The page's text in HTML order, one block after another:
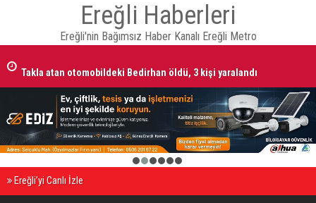
Ereğli Haberleri
Ereğli'nin Bağımsız Haber Kanalı Ereğli Metro
Takla atan otomobildeki Bedirhan öldü, 3 kişi yaralandı
2 3 4 5 6
Ereğli’yi Canlı İzle